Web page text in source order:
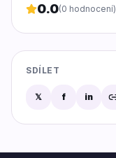
0.0(0 hodnocení)
SDÍLET
𝕏 f in